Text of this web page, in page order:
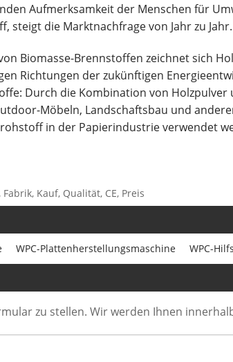
Aufmerksamkeit der Menschen für
die Marktnachfrage von Jahr zu Jahr.
Biomasse-Brennstoffen zeichnet sich
Richtungen der zukünftigen
Durch die Kombination von
Möbeln, Landschaftsbau und
in der Papierindustrie verwendet
Kauf, Qualität, CE, Preis
WPC-Plattenherstellungsmaschine WPC-
zu stellen. Wir werden Ihnen